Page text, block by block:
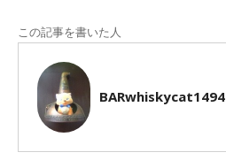
この記事を書いた人
BARwhiskycat1494